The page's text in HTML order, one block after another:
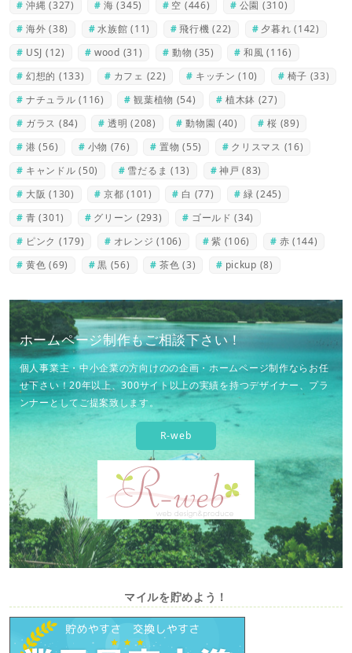
沖縄 (327) 海 (345) 空 (446) 公園 (310)
海外 (38) 水族館 (11) 飛行機 (22) 夕暮れ (142)
USJ (12) wood (31) 動物 (35) 和風 (116)
幻想的 (133) カフェ (22) キッチン (10) 椅子 (33)
ナチュラル (116) 観葉植物 (54) 植木鉢 (27)
ガラス (84) 透明 (208) 動物園 (40) 桜 (89)
港 (56) 小物 (76) 置物 (55) クリスマス (16)
キャンドル (50) 雪だるま (13) 神戸 (83)
大阪 (130) 京都 (101) 白 (77) 緑 (245)
青 (301) グリーン (293) ゴールド (34)
ピンク (179) オレンジ (106) 紫 (106) 赤 (144)
黄色 (69) 黒 (56) 茶色 (3) pickup (8)
ホームページ制作もご相談下さい！
個人事業主・中小企業の方向けのの企画・ホームページ制作ならお任
せ下さい！20年以上、300サイト以上の実績を持つデザイナー、プラ
ンナーとしてご提案致します。
R-web
マイルを貯めよう！